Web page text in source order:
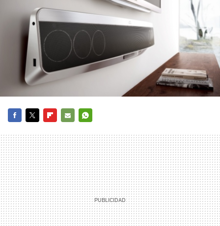
MAIL